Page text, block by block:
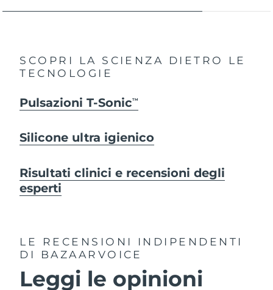
SCOPRI LA SCIENZA DIETRO LE
TECNOLOGIE
Pulsazioni T-SonicTM
Silicone ultra igienico
Risultati clinici e recensioni degli
esperti
LE RECENSIONI INDIPENDENTI
DI BAZAARVOICE
Leggi le opinioni